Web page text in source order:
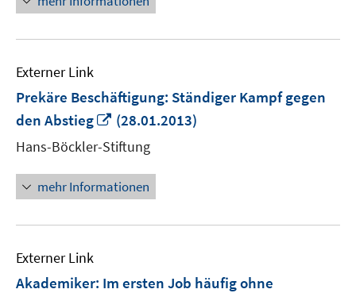
Externer Link
Prekäre Beschäftigung: Ständiger Kampf gegen
den Abstieg
In
neuem
Fenster
öffnen
(28.01.2013)
Hans-Böckler-Stiftung
mehr Informationen
Externer Link
Akademiker: Im ersten Job häufig ohne